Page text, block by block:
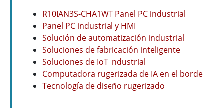
R10IAN3S-CHA1WT Panel PC industrial
Panel PC industrial y HMI
Solución de automatización industrial
Soluciones de fabricación inteligente
Soluciones de IoT industrial
Computadora rugerizada de IA en el borde
Tecnología de diseño rugerizado